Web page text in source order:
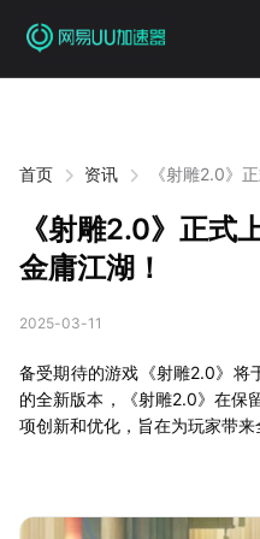
首页 资讯 《射雕2.0》
《射雕2.0》正式
金庸江湖！
2025-03-11
备受期待的游戏《射雕2.0》将
的全新版本，《射雕2.0》在保
项创新和优化，旨在为玩家带来